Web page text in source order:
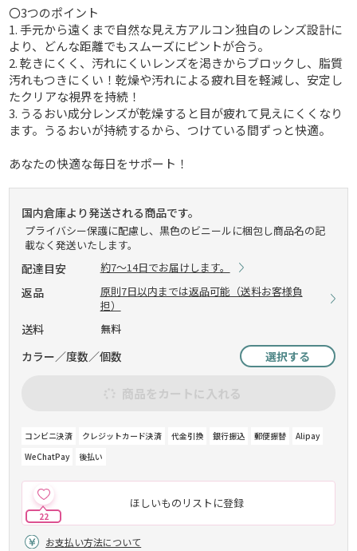
〇3つのポイント
1. 手元から遠くまで自然な見え方アルコン独自のレンズ設計に
より、どんな距離でもスムーズにピントが合う。
2. 乾きにくく、汚れにくいレンズを渇きからブロックし、脂質
汚れもつきにくい！乾燥や汚れによる疲れ目を軽減し、安定し
たクリアな視界を持続！
3. うるおい成分レンズが乾燥すると目が疲れて見えにくくなり
ます。うるおいが持続するから、つけている間ずっと快適。
あなたの快適な毎日をサポート！
国内倉庫より発送される商品です。
プライバシー保護に配慮し、黒色のビニールに梱包し商品名の記
載なく発送いたします。
配達目安 約7～14日でお届けします。
返品
原則7日以内までは返品可能（送料お客様負
担）
送料 無料
カラー／度数／個数 選択する
商品をカートに入れる
コンビニ決済 クレジットカード決済 代金引換 銀行振込 郵便振替
Alipay
WeChatPay
後払い
ほしいものリストに登録
22
お支払い方法について